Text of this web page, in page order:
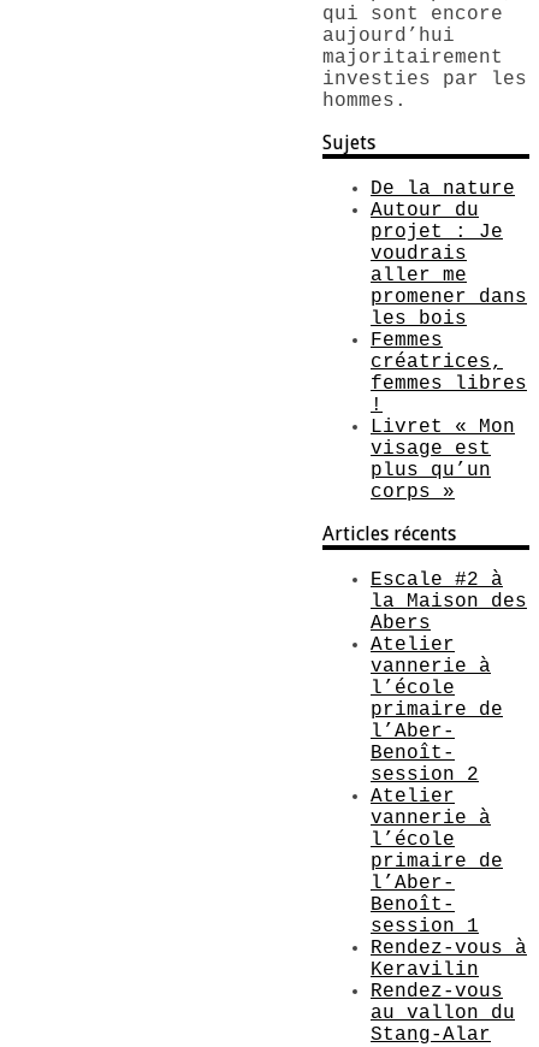
qui sont encore
aujourd’hui
majoritairement
investies par les
hommes.
Sujets
De la nature
Autour du
projet : Je
voudrais
aller me
promener dans
les bois
Femmes
créatrices,
femmes libres
!
Livret « Mon
visage est
plus qu’un
corps »
Articles récents
Escale #2 à
la Maison des
Abers
Atelier
vannerie à
l’école
primaire de
l’Aber-
Benoît-
session 2
Atelier
vannerie à
l’école
primaire de
l’Aber-
Benoît-
session 1
Rendez-vous à
Keravilin
Rendez-vous
au vallon du
Stang-Alar